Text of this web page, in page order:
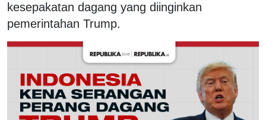
kesepakatan dagang yang diinginkan
pemerintahan Trump.